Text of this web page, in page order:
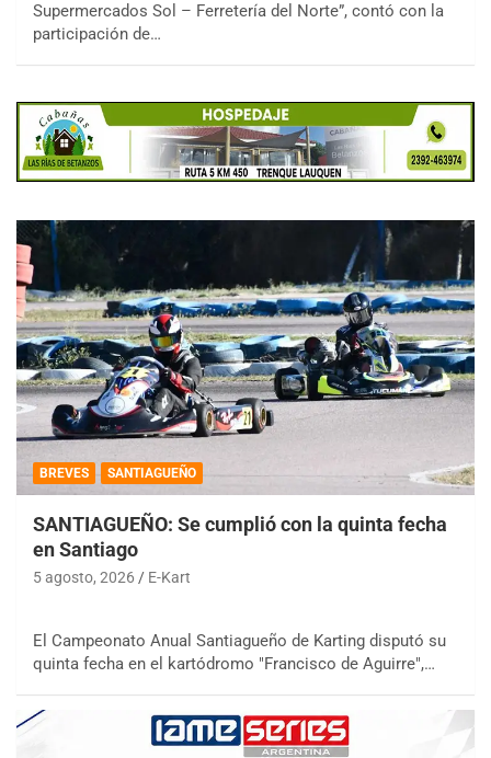
Supermercados Sol – Ferretería del Norte”, contó con la
participación de…
BREVES SANTIAGUEÑO
SANTIAGUEÑO: Se cumplió con la quinta fecha
en Santiago
5 agosto, 2026 E-Kart
El Campeonato Anual Santiagueño de Karting disputó su
quinta fecha en el kartódromo "Francisco de Aguirre",…